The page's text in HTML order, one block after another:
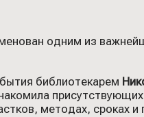
одним из
библиотекарем
методах, сроках и